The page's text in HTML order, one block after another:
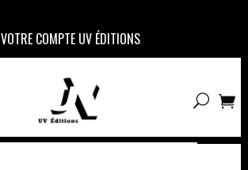
VOTRE COMPTE UV ÉDITIONS